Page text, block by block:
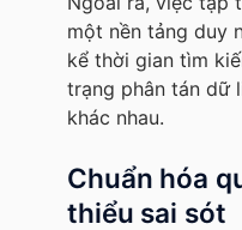
một nền tảng duy
kể thời gian tìm
trạng phân tán dữ
khác nhau.
Chuẩn hóa
thiểu sai sót